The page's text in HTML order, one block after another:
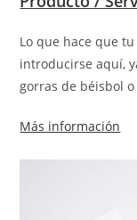
Lo que hace que
introducirse aquí,
gorras de béisbol
Más información